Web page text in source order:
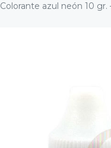
Colorante azul neón 10